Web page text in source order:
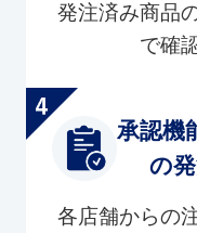
発注済み商品
で確
承認機
の
各店舗からの